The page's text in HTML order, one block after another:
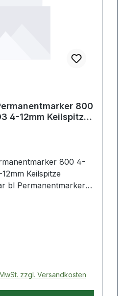
800
4-12mm Keilspitze
800 4-
Keilspitze
bl Permanentmarker
zzgl. Versandkosten